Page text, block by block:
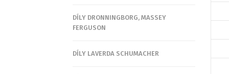
DÍLY DRONNINGBORG, MASSEY
FERGUSON
DÍLY LAVERDA SCHUMACHER